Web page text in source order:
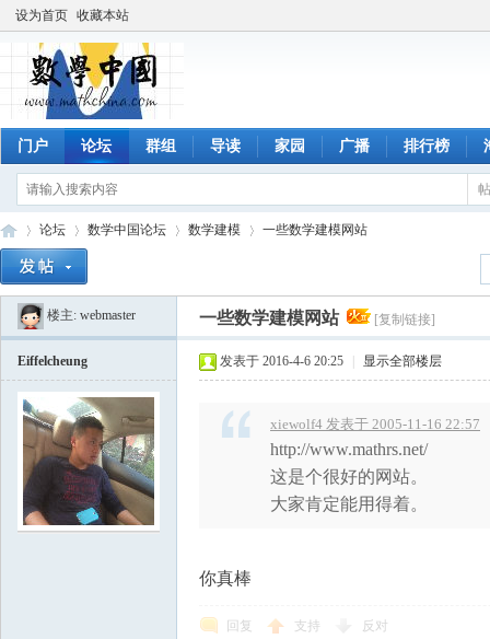
设为首页 收藏本站
门户 论坛 群组 导读 家园 广播 排行榜
»
论坛
›
数学中国论坛 数学建模
›
一些数学建模网站
楼主: webmaster 一些数学建模网站 [复制链接]
Eiffelcheung 发表于 2016-4-6 20:25 显示全部楼层
xiewolf4 发表于 2005-11-16 22:57
http://www.mathrs.net/
这是个很好的网站。
大家肯定能用得着。
你真棒
回复 支持 反对